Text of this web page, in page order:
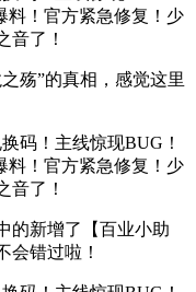
殇”的真相，感觉这里
的新增了【百业小助
会错过啦！